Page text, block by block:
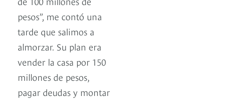
pesos”, me contó una
tarde que salimos a
almorzar. Su plan era
vender la casa por 150
millones de pesos,
pagar deudas y montar